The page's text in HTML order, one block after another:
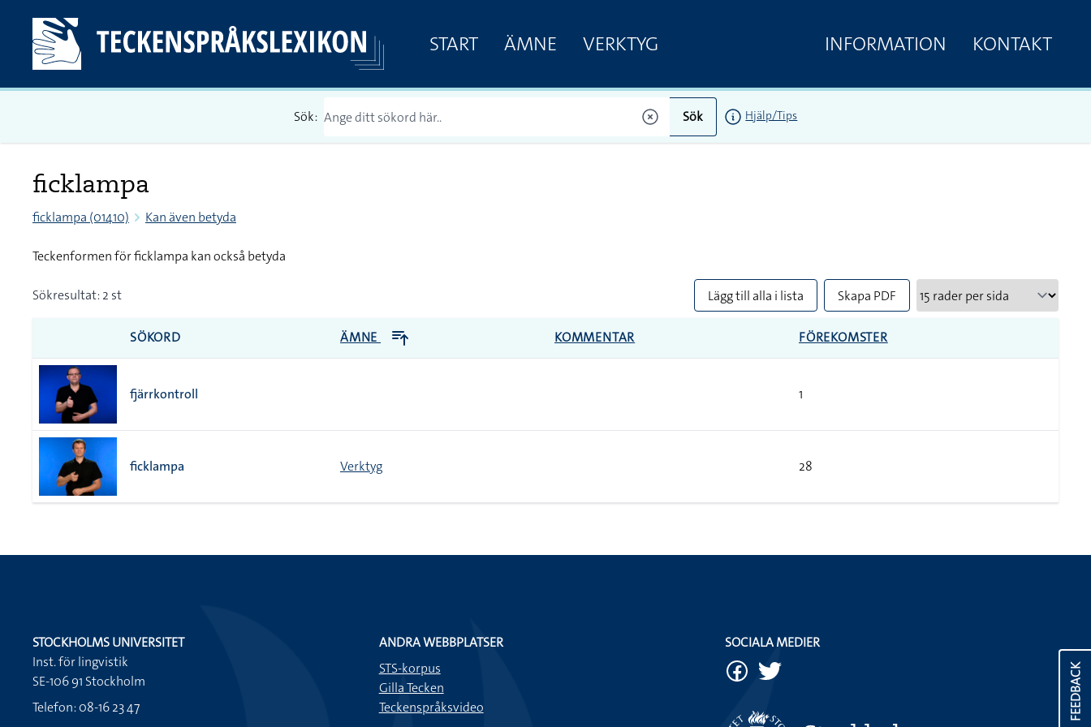
START ÄMNE VERKTYG INFORMATION KONTAKT
Sök: Sök Hjälp/Tips
ficklampa
ficklampa (01410) Kan även betyda
Teckenformen för ficklampa kan också betyda
Sökresultat: 2 st Lägg till alla i lista Skapa PDF
SÖKORD ÄMNE KOMMENTAR FÖREKOMSTER
fjärrkontroll 1
ficklampa Verktyg 28
FEEDBACK
STOCKHOLMS UNIVERSITET
Inst. för lingvistik
SE-106 91 Stockholm
Telefon: 08-16 23 47
ANDRA WEBBPLATSER
STS-korpus
Gilla Tecken
Teckenspråksvideo
SOCIALA MEDIER